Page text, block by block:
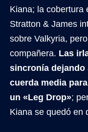
Kiana; la cobertura
Stratton & James
sobre Valkyria,
compañera. Las
sincronía dejando
cuerda media
un «Leg Drop»;
Kiana se quedó en